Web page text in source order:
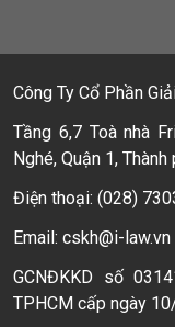
Công Ty Cổ Phần
Tầng 6,7 Toà nhà
Nghé, Quận 1,
Điện thoại: (028)
Email: cskh@i-law.vn
GCNĐKKD số
TPHCM cấp ngày